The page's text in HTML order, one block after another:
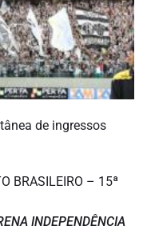
de ingressos
BRASILEIRO – 15ª
INDEPENDÊNCIA